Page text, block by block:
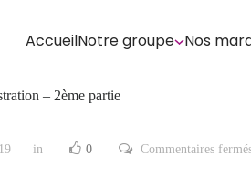
AccueilNotre groupe Nos
– 2ème partie
in 0 Commentaires